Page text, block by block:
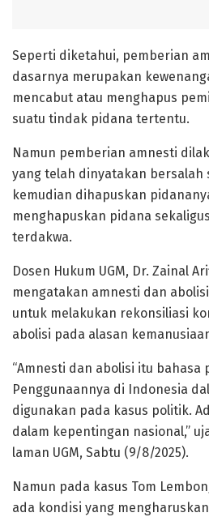
Seperti diketahui, pemberian
dasarnya merupakan
mencabut atau menghapus
suatu tindak pidana tertentu.
Namun pemberian amnesti
yang telah dinyatakan bersalah
kemudian dihapuskan
menghapuskan pidana
terdakwa.
Dosen Hukum UGM, Dr. Zainal
mengatakan amnesti dan
untuk melakukan rekonsiliasi
abolisi pada alasan
“Amnesti dan abolisi itu bahasa
Penggunaannya di Indonesia
digunakan pada kasus politik.
dalam kepentingan nasional,”
laman UGM, Sabtu (9/8/2025).
Namun pada kasus Tom
ada kondisi yang